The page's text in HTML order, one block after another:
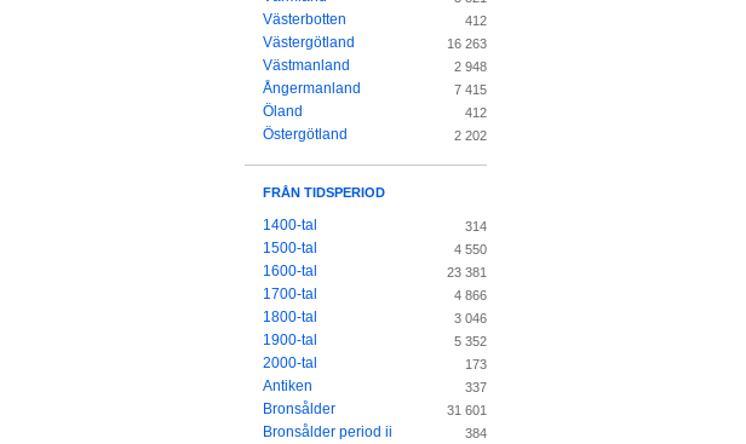
Västerbotten 412
Västergötland 16 263
Västmanland 2 948
Ångermanland 7 415
Öland 412
Östergötland 2 202
FRÅN TIDSPERIOD
1400-tal 314
1500-tal 4 550
1600-tal 23 381
1700-tal 4 866
1800-tal 3 046
1900-tal 5 352
2000-tal 173
Antiken 337
Bronsålder 31 601
Bronsålder period ii 384